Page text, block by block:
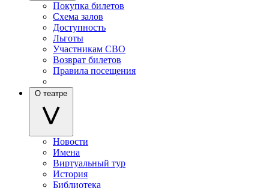
Покупка билетов
Схема залов
Доступность
Льготы
Участникам СВО
Возврат билетов
Правила посещения
О театре
Новости
Имена
Виртуальный тур
История
Библиотека